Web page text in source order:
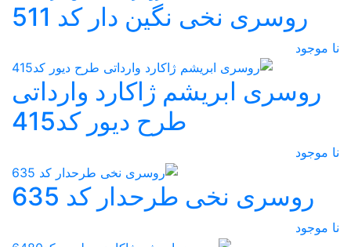
روسری نخی نگین دار کد 511
نا موجود
روسری ابریشم ژاکارد وارداتی
طرح دیور کد415
نا موجود
روسری نخی طرحدار کد 635
نا موجود